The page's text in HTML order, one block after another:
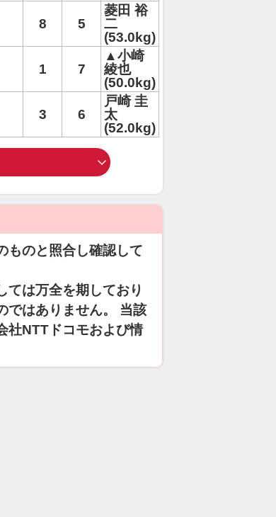
8 5
菱田 裕
二
(53.0kg)
1 7
▲小崎
綾也
(50.0kg)
3 6
戸崎 圭
太
(52.0kg)
ものと照合し確認して
ては万全を期しており
ではありません。 当該
社NTTドコモおよび情